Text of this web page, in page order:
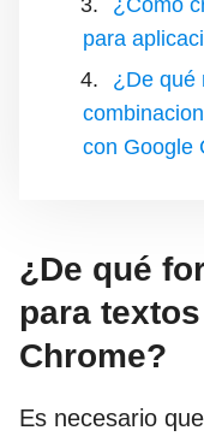
¿Cómo
para
¿De qué
con Google
¿De qué
para
Chrome?
Es necesario